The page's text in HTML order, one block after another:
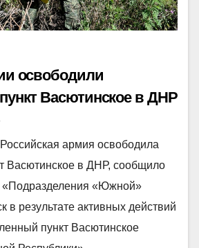
освободили
Васютинское в ДНР
армия освободила
Васютинское в ДНР, сообщило
«Южной»
в результате активных действий
пункт Васютинское